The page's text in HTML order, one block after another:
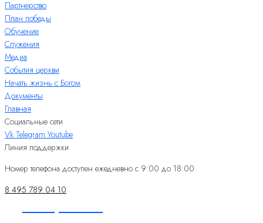
Партнерство
План победы
Обучение
Служения
Медиа
События церкви
Начать жизнь с Богом
Документы
Главная
Социальные сети
Vk Telegram Youtube
Линия поддержки
Номер телефона доступен ежедневно с 9:00 до 18:00
8 495 789 04 10
Пожертвовать